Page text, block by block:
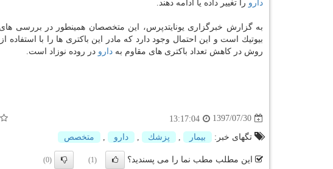
دارو را تغییر داده یا ادامه دهند.
به گزارش خبرگزاری یونایتدپرس، این متخصصان همینطور در بررسی
بیوتیك است و این احتمال وجود دارد كه مادر این باكتری ها را با استفاده
روش در كاهش تعداد باكتری های مقاوم به دارو در روده نوزاد است.
1397/07/30
13:17:04
تگهای خبر: بیمار پزشك دارو متخصص
این مطلب مطب نما را می پسندید؟ (1)
(0)